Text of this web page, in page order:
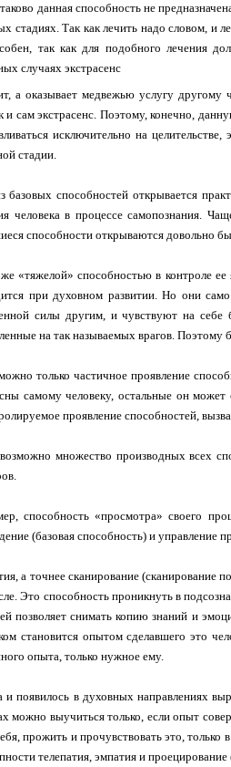
данная способность не
стадиях. Так как лечить надо словом, и
так как для подобного лечения
случаях экстрасенс
а оказывает медвежью услугу другому
и сам экстрасенс. Поэтому, конечно,
исключительно на
стадии.
базовых способностей открывается
человека в процессе самопознания.
способности открываются довольно
«тяжелой» способностью в контроле
при духовном развитии. Но они
силы другим, и чувствуют на себе
на так называемых врагов.
только частичное проявление
самому человеку, остальные он
проявление способностей,
множество производных всех
способность «просмотра» своего
(базовая способность) и
а точнее сканирование (сканирование
Это способность проникнуть в
позволяет снимать копию знаний и
становится опытом сделавшего это
опыта, только нужное ему.
и появилось в духовных направлениях
можно выучиться только, если опыт
прожить и прочувствовать это,
телепатия, эмпатия и